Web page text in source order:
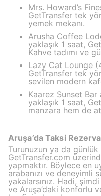
Mrs. Howard’s
GetTransfer tek
yemek mekanı.
Arusha Coffee
yaklaşık 1 saat,
Kahve tadımı ve
Lazy Cat Lounge
GetTransfer tek
sevilen modern
Kaarez Sunset
yaklaşık 1 saat,
manzara hem de
Aruşa’da Taksi
Turunuzun ya da günlük
GetTransfer.com
yapmaktır. Böylece en
arabanızı ve deneyimli
yakalarsınız. Hadi,
ve Aruşa’daki konforlu